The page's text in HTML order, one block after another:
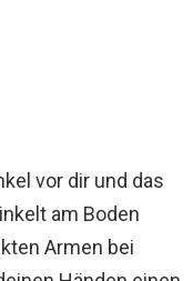
vor dir und das
am Boden
Armen bei